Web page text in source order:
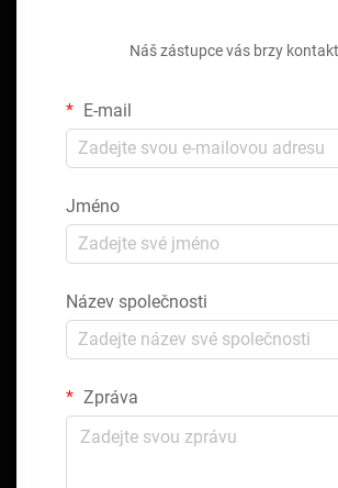
Náš zástupce vás brzy
E-mail
Jméno
Název společnosti
Zpráva